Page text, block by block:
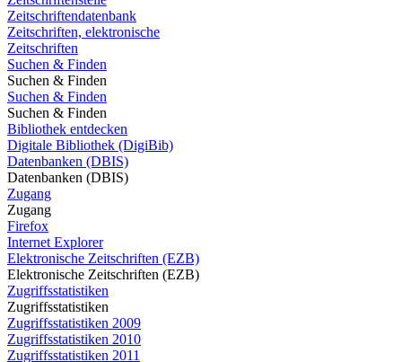
Zeitschriftendatenbank
Zeitschriften, elektronische
Zeitschriften
Suchen & Finden
Suchen & Finden
Suchen & Finden
Suchen & Finden
Bibliothek entdecken
Digitale Bibliothek (DigiBib)
Datenbanken (DBIS)
Datenbanken (DBIS)
Zugang
Zugang
Firefox
Internet Explorer
Elektronische Zeitschriften (EZB)
Elektronische Zeitschriften (EZB)
Zugriffsstatistiken
Zugriffsstatistiken
Zugriffsstatistiken 2009
Zugriffsstatistiken 2010
Zugriffsstatistiken 2011